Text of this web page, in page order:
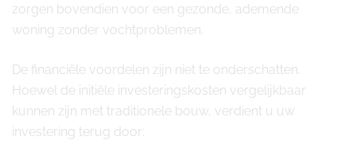
zorgen bovendien voor een gezonde, ademende
woning zonder vochtproblemen.
De financiële voordelen zijn niet te onderschatten.
Hoewel de initiële investeringskosten vergelijkbaar
kunnen zijn met traditionele bouw, verdient u uw
investering terug door: